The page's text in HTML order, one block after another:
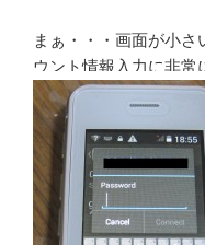
まぁ・・・画面が小
ウント情報入力に非常